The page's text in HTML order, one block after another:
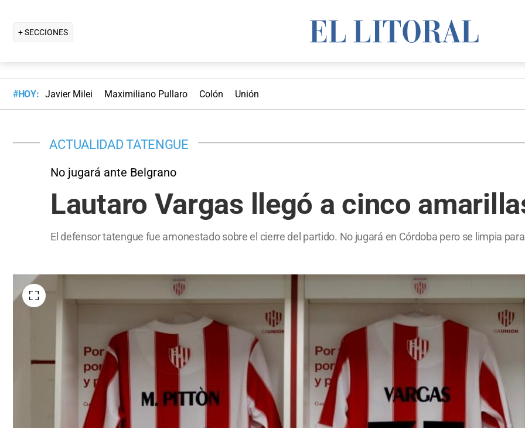
+ SECCIONES
#HOY: Javier Milei Maximiliano Pullaro Colón Unión
ACTUALIDAD TATENGUE
No jugará ante Belgrano
Lautaro Vargas llegó a cinco
El defensor tatengue fue amonestado sobre el cierre del partido. No jugará en Córdoba pero se limpia